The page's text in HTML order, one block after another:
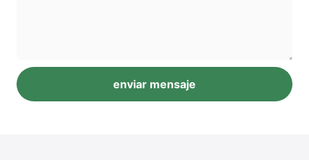
enviar mensaje